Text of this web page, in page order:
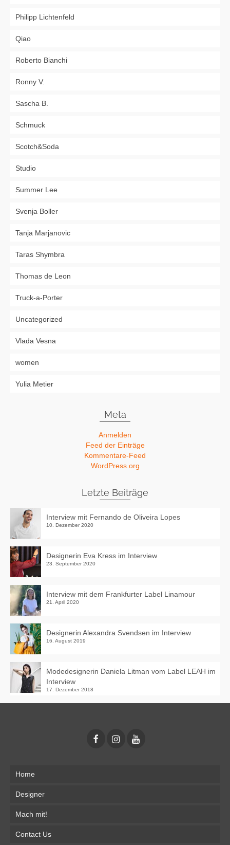
Philipp Lichtenfeld
Qiao
Roberto Bianchi
Ronny V.
Sascha B.
Schmuck
Scotch&Soda
Studio
Summer Lee
Svenja Boller
Tanja Marjanovic
Taras Shymbra
Thomas de Leon
Truck-a-Porter
Uncategorized
Vlada Vesna
women
Yulia Metier
Meta
Anmelden
Feed der Einträge
Kommentare-Feed
WordPress.org
Letzte Beiträge
Interview mit Fernando de Oliveira Lopes
10. Dezember 2020
Designerin Eva Kress im Interview
23. September 2020
Interview mit dem Frankfurter Label Linamour
21. April 2020
Designerin Alexandra Svendsen im Interview
16. August 2019
Modedesignerin Daniela Litman vom Label LEAH im
Interview
17. Dezember 2018
Home
Designer
Mach mit!
Contact Us